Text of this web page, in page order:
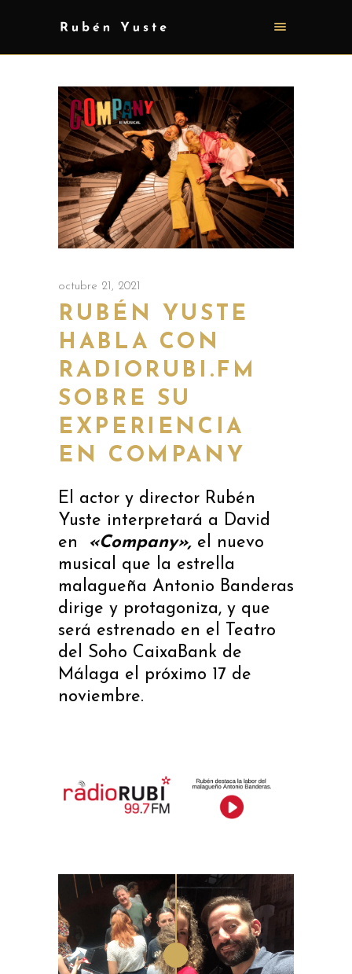
octubre 21, 2021
RUBÉN YUSTE
HABLA CON
RADIORUBI.FM
SOBRE SU
EXPERIENCIA
EN COMPANY
El actor y director Rubén
Yuste interpretará a David
en «Company», el nuevo
musical que la estrella
malagueña Antonio Banderas
dirige y protagoniza, y que
será estrenado en el Teatro
del Soho CaixaBank de
Málaga el próximo 17 de
noviembre.